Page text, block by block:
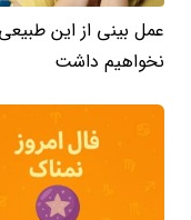
عمل بینی از این
نخواهیم داشت